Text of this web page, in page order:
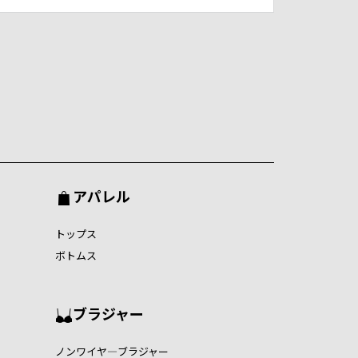
アパレル
トップス
ボトムス
ブラジャー
ノンワイヤ―ブラジャー